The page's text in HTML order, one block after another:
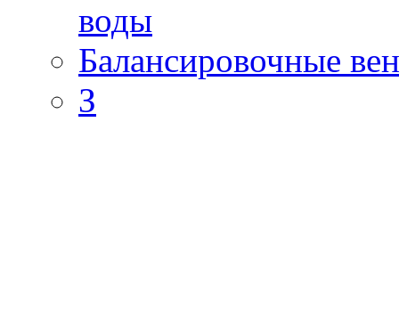
воды
Балансировочные
З